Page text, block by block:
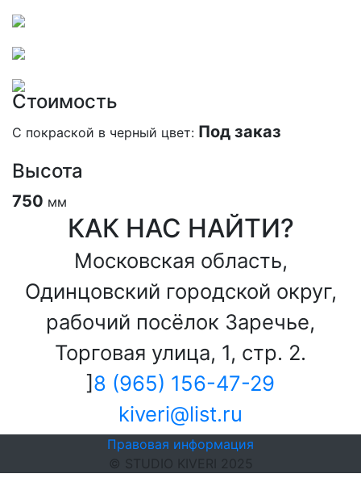
Стоимость
С покраской в черный цвет: Под заказ
Высота
750 мм
КАК НАС НАЙТИ?
Московская область,
Одинцовский городской округ,
рабочий посёлок Заречье,
Торговая улица, 1, стр. 2.
]8 (965) 156-47-29
kiveri@list.ru
Правовая информация
© STUDIO KIVERI 2025